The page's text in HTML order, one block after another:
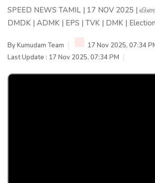
SPEED NEWS TAMIL | 17 NOV 2025 |
DMDK | ADMK | EPS | TVK | DMK |
ByKumudam Team
17 Nov 2025, 07:34
Last Update : 17 Nov 2025, 07:34 PM